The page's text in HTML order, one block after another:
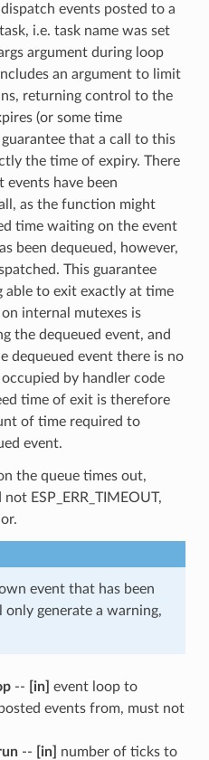
events posted to a
i.e. task name was set
argument during loop
an argument to limit
returning control to the
(or some time
that a call to this
the time of expiry. There
events have been
as the function might
time waiting on the event
been dequeued, however,
This guarantee
to exit exactly at time
internal mutexes is
the dequeued event, and
dequeued event there is no
by handler code
time of exit is therefore
of time required to
event.
the queue times out,
ESP_ERR_TIMEOUT,
event that has been
generate a warning,
-- [in] event loop to
events from, must not
-- [in]
number of ticks to